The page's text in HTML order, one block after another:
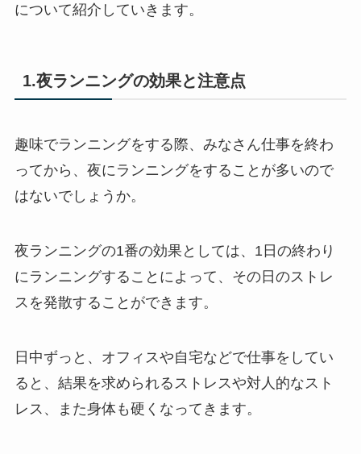
について紹介していきます。
1.夜ランニングの効果と注意点
趣味でランニングをする際、みなさん仕事を終わ
ってから、夜にランニングをすることが多いので
はないでしょうか。
夜ランニングの1番の効果としては、1日の終わり
にランニングすることによって、その日のストレ
スを発散することができます。
日中ずっと、オフィスや自宅などで仕事をしてい
ると、結果を求められるストレスや対人的なスト
レス、また身体も硬くなってきます。